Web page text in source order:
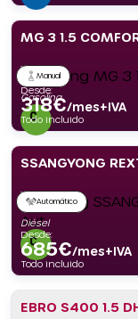
MG 3 1.5
Manual
Gasolina
Desde:
318€/mes+IVA
Todo incluido
SSANGYONG
Automático
Diésel
Desde:
685€/mes+IVA
Todo incluido
EBRO S400 1.5